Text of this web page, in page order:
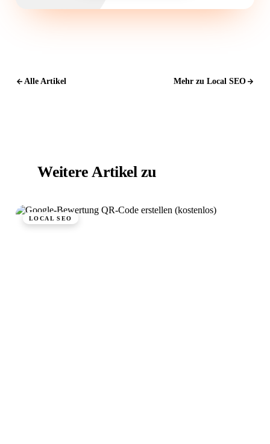
Alle Artikel Mehr zu Local SEO
Weitere Artikel zu
LOCAL SEO